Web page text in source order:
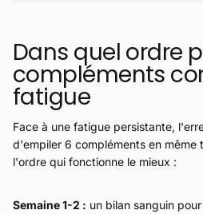
Dans quel ordre
compléments
fatigue
Face à une fatigue persistante,
d'empiler 6 compléments en même
l'ordre qui fonctionne le mieux :
Semaine 1-2 : un bilan sanguin